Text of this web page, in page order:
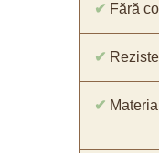
✔ Fără
✔
✔